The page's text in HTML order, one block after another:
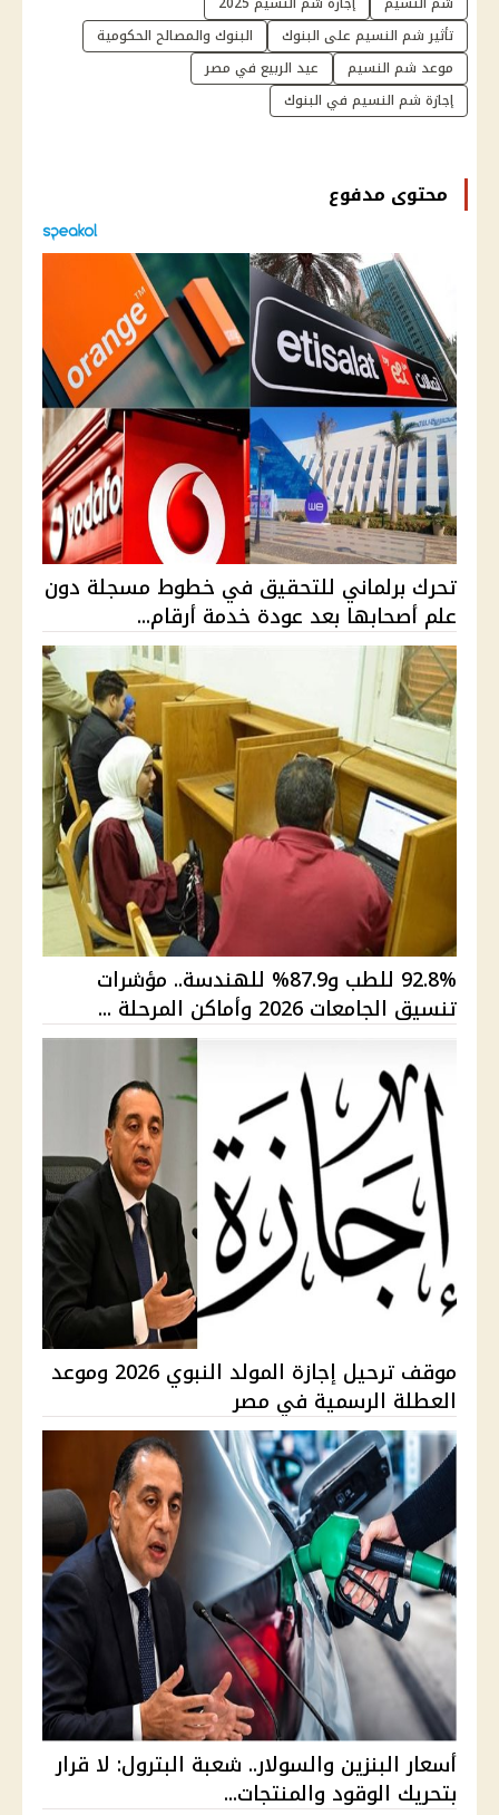
تأثير شم النسيم على البنوك
البنوك والمصالح الحكومية
موعد شم النسيم
عيد الربيع في مصر
إجازة شم النسيم في البنوك
محتوى مدفوع
تحرك برلماني للتحقيق في خطوط مسجلة دون
علم أصحابها بعد عودة خدمة أرقام...
92.8% للطب و87.9% للهندسة.. مؤشرات
تنسيق الجامعات 2026 وأماكن المرحلة ...
موقف ترحيل إجازة المولد النبوي 2026 وموعد
العطلة الرسمية في مصر
أسعار البنزين والسولار.. شعبة البترول: لا قرار
بتحريك الوقود والمنتجات...